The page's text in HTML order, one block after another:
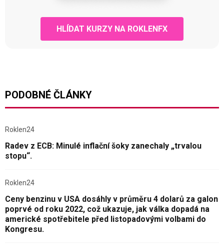
HLÍDAT KURZY NA ROKLENFX
PODOBNÉ ČLÁNKY
Roklen24
Radev z ECB: Minulé inflační šoky zanechaly „trvalou
stopu“.
Roklen24
Ceny benzinu v USA dosáhly v průměru 4 dolarů za galon
poprvé od roku 2022, což ukazuje, jak válka dopadá na
americké spotřebitele před listopadovými volbami do
Kongresu.